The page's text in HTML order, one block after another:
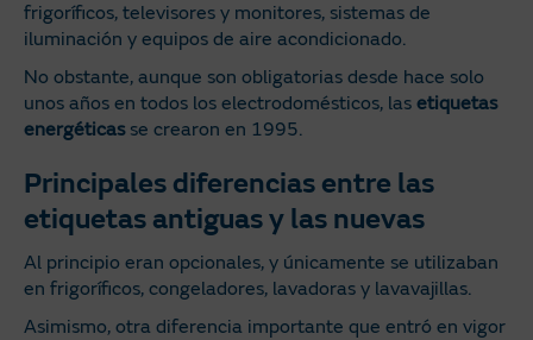
frigoríficos, televisores y monitores, sistemas de
iluminación y equipos de aire acondicionado.
No obstante, aunque son obligatorias desde hace solo
unos años en todos los electrodomésticos, las etiquetas
energéticasse crearon en 1995.
Principales diferencias entre las
etiquetas antiguas y las nuevas
Al principio eran opcionales, y únicamente se utilizaban
en frigoríficos, congeladores, lavadoras y lavavajillas.
Asimismo, otra diferencia importante que entró en vigor